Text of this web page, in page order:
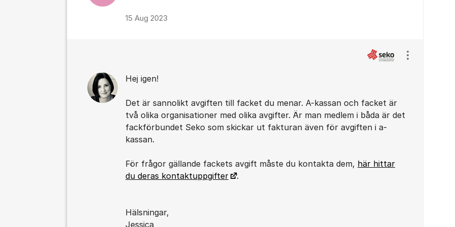
15 Aug 2023
Hej igen!
Det är sannolikt avgiften till facket du menar. A-kassan och facket är
två olika organisationer med olika avgifter. Är man medlem i båda är det
fackförbundet Seko som skickar ut fakturan även för avgiften i a-
kassan.
För frågor gällande fackets avgift måste du kontakta dem, här hittar
du deras kontaktuppgifter
.
Hälsningar,
Jessica
Visa/dölj